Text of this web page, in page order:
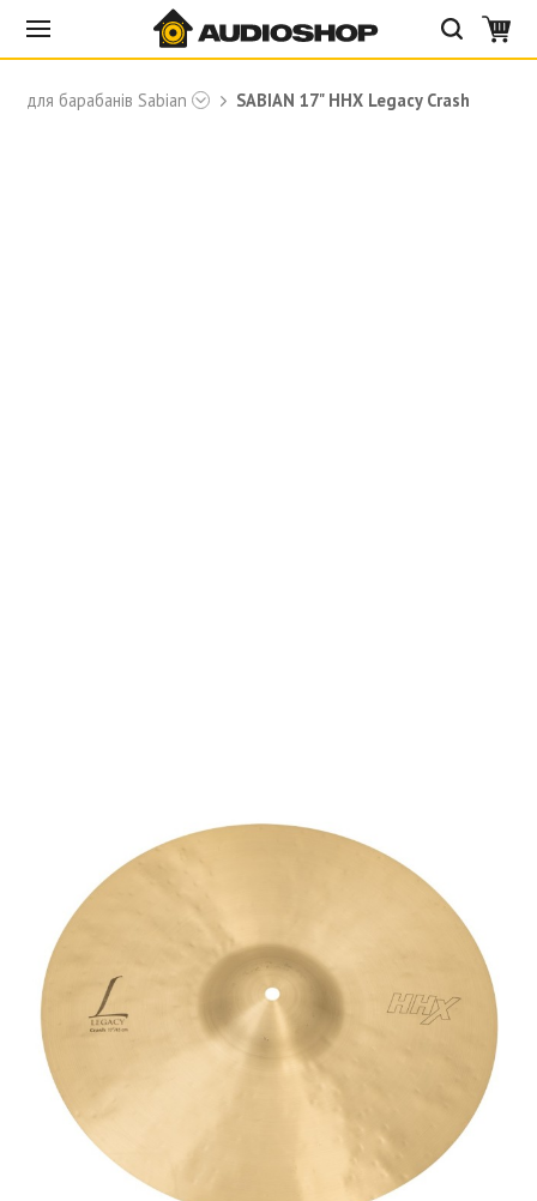
для барабанів Sabian SABIAN 17" HHX Legacy Crash